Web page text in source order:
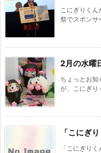
こにぎりくん
祭でスポンサ
2月の水曜
ちょっとお知
が、こにぎり
「こにぎ
「こにぎり